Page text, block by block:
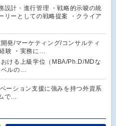
設計・進行管理 ・戦略的示唆の統
リーとしての戦略提案 ・クライア
発/マーケティング/コンサルティ
験 ・実務に…
おける上級学位（MBA/Ph.D/MDな
ルの…
ーション支援に強みを持つ外資系
で…